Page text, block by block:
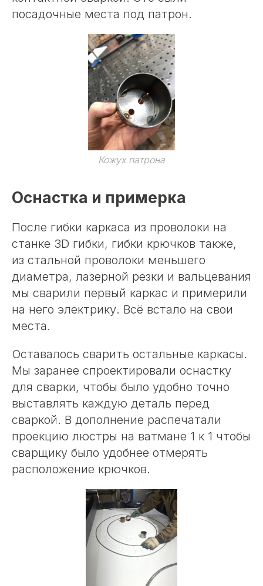
посадочные места под патрон.
Кожух патрона
Оснастка и примерка
После гибки каркаса из проволоки на
станке 3D гибки, гибки крючков также,
из стальной проволоки меньшего
диаметра, лазерной резки и вальцевания
мы сварили первый каркас и примерили
на него электрику. Всё встало на свои
места.
Оставалось сварить остальные каркасы.
Мы заранее спроектировали оснастку
для сварки, чтобы было удобно точно
выставлять каждую деталь перед
сваркой. В дополнение распечатали
проекцию люстры на ватмане 1 к 1 чтобы
сварщику было удобнее отмерять
расположение крючков.